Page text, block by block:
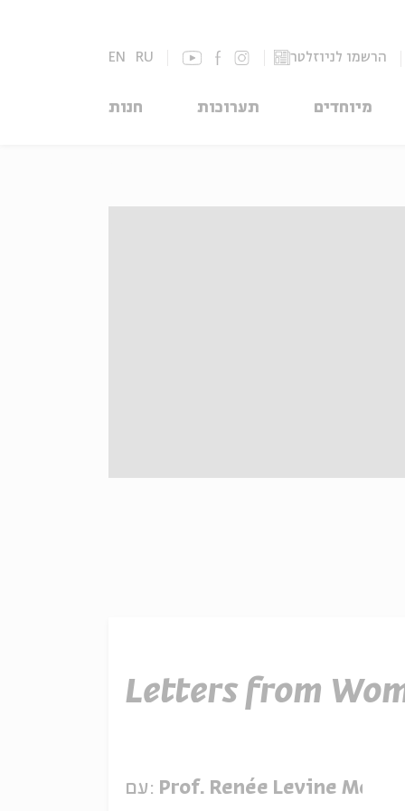
הרשמו לניוזלטר EN RU
מיוחדים תערוכות חנות
Letters from
עם: Prof. Renée Levine